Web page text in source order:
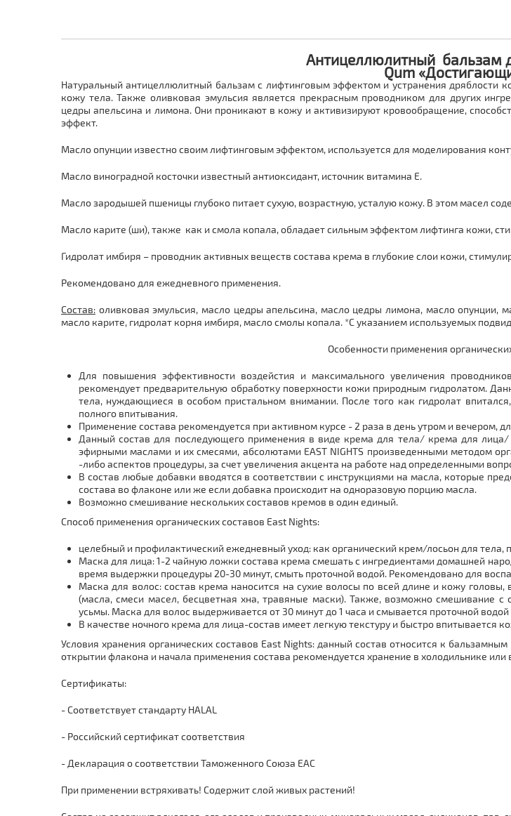
Антицеллюлитный бальзам
Qum
Натуральный антицеллюлитный бальзам с лифтинговым эффектом и устранения
кожу тела. Также оливковая эмульсия является прекрасным проводником для других
цедры апельсина и лимона. Они проникают в кожу и активизируют кровообращение,
эффект.
Масло опунции известно своим лифтинговым эффектом, используется для моделирования
Масло виноградной косточки известный антиоксидант, источник витамина Е.
Масло зародышей пшеницы глубоко питает сухую, возрастную, усталую кожу. В этом масел
Масло карите (ши), также как и смола копала, обладает сильным эффектом лифтинга кожи,
Гидролат имбиря – проводник активных веществ состава крема в глубокие слои кожи,
Рекомендовано для ежедневного применения.
Состав: оливковая эмульсия, масло цедры апельсина, масло цедры лимона, масло
масло карите, гидролат корня имбиря, масло смолы копала. *С указанием используемых
Особенности применения
Для повышения эффективности воздейстия и максимального увеличения
рекомендует предварительную обработку поверхности кожи природным гидролатом.
тела, нуждающиеся в особом пристальном внимании. После того как гидролат
полного впитывания.
Применение состава рекомендуется при активном курсе - 2 раза в день утром и
Данный состав для последующего применения в виде крема для тела/ крема для
эфирными маслами и их смесями, абсолютами EAST NIGHTS произведенными методом
-либо аспектов процедуры, за счет увеличения акцента на работе над определенными
В состав любые добавки вводятся в соответствии с инструкциями на масла, которые
состава во флаконе или же если добавка происходит на одноразовую порцию масла.
Возможно смешивание нескольких составов кремов в один единый.
Способ применения органических составов East Nights:
целебный и профилактический ежедневный уход: как органический крем/лосьон для тела,
Маска для лица: 1-2 чайную ложки состава крема смешать с ингредиентами домашней
время выдержки процедуры 20-30 минут, смыть проточной водой. Рекомендовано для
Маска для волос: состав крема наносится на сухие волосы по всей длине и кожу
(масла, смеси масел, бесцветная хна, травяные маски). Также, возможно смешивание с
усьмы. Маска для волос выдерживается от 30 минут до 1 часа и смывается проточной
В качестве ночного крема для лица-состав имеет легкую текстуру и быстро впитывается
Условия хранения органических составов East Nights: данный состав относится к
открытии флакона и начала применения состава рекомендуется хранение в холодильнике
Сертификаты:
- Соответствует стандарту HALAL
- Российский сертификат соответствия
- Декларация о соответствии Таможенного Союза EAC
При применении встряхивать! Содержит слой живых растений!